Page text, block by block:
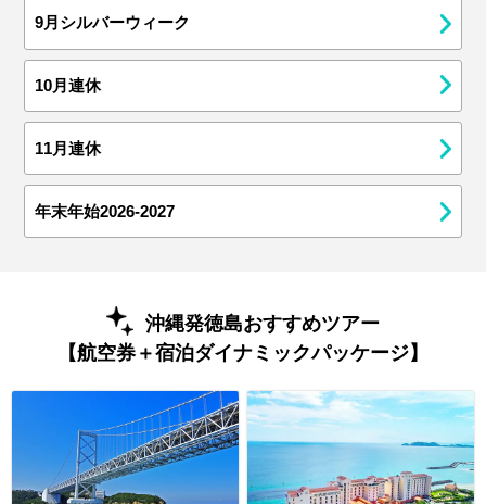
9月シルバーウィーク
10月連休
11月連休
年末年始2026-2027
沖縄発徳島おすすめツアー
【航空券＋宿泊ダイナミックパッケージ】